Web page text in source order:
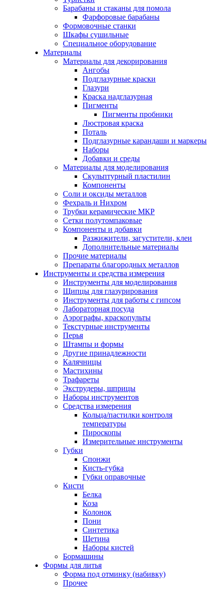
Барабаны и стаканы для помола
Фарфоровые барабаны
Формовочные станки
Шкафы сушильные
Специальное оборудование
Материалы
Материалы для декорирования
Ангобы
Подглазурные краски
Глазури
Краска надглазурная
Пигменты
Пигменты пробники
Люстровая краска
Поталь
Подглазурные карандаши и маркеры
Наборы
Добавки и среды
Материалы для моделирования
Скульптурный пластилин
Компоненты
Соли и оксиды металлов
Фехраль и Нихром
Трубки керамические МКР
Сетки полутомпаковые
Компоненты и добавки
Разжижители, загустители, клеи
Дополнительные материалы
Прочие материалы
Препараты благородных металлов
Инструменты и средства измерения
Инструменты для моделирования
Щипцы для глазурирования
Инструменты для работы с гипсом
Лабораторная посуда
Аэрографы, краскопульты
Текстурные инструменты
Перья
Штампы и формы
Другие принадлежности
Калячницы
Мастихины
Трафареты
Экструдеры, шприцы
Наборы инструментов
Средства измерения
Кольца/пастилки контроля
температуры
Пироскопы
Измерительные инструменты
Губки
Спонжи
Кисть-губка
Губки оправочные
Кисти
Белка
Коза
Колонок
Пони
Синтетика
Щетина
Наборы кистей
Бормашины
Формы для литья
Форма под отминку (набивку)
Прочее